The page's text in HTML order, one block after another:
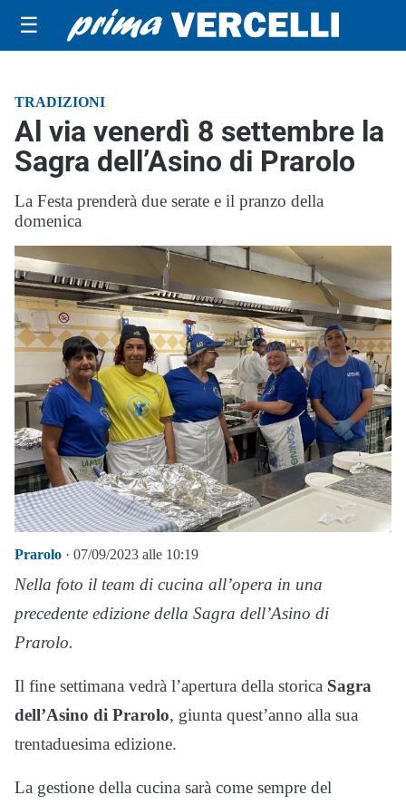
☰
TRADIZIONI
Al via venerdì 8 settembre la
Sagra dell’Asino di Prarolo
La Festa prenderà due serate e il pranzo della
domenica
Prarolo · 07/09/2023 alle 10:19
Nella foto il team di cucina all’opera in una
precedente edizione della Sagra dell’Asino di
Prarolo.
Il fine settimana vedrà l’apertura della storica Sagra
dell’Asino di Prarolo, giunta quest’anno alla sua
trentaduesima edizione.
La gestione della cucina sarà come sempre del